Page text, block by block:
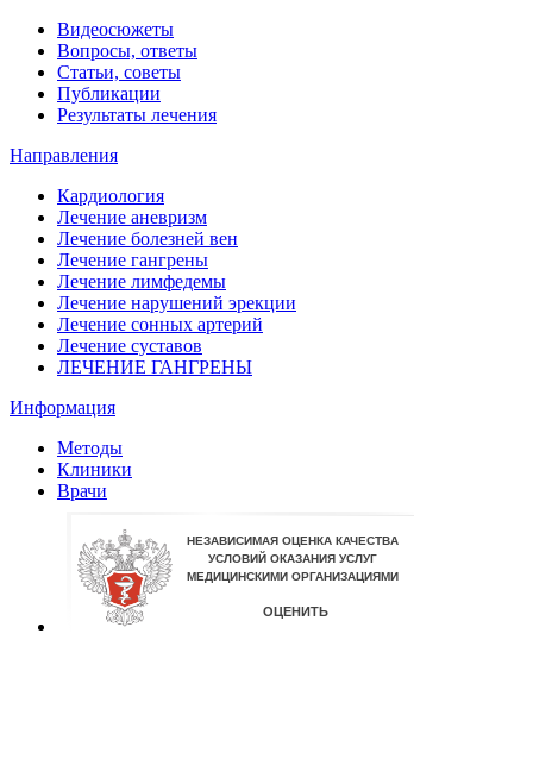
Видеосюжеты
Вопросы, ответы
Статьи, советы
Публикации
Результаты лечения
Направления
Кардиология
Лечение аневризм
Лечение болезней вен
Лечение гангрены
Лечение лимфедемы
Лечение нарушений эрекции
Лечение сонных артерий
Лечение суставов
ЛЕЧЕНИЕ ГАНГРЕНЫ
Информация
Методы
Клиники
Врачи